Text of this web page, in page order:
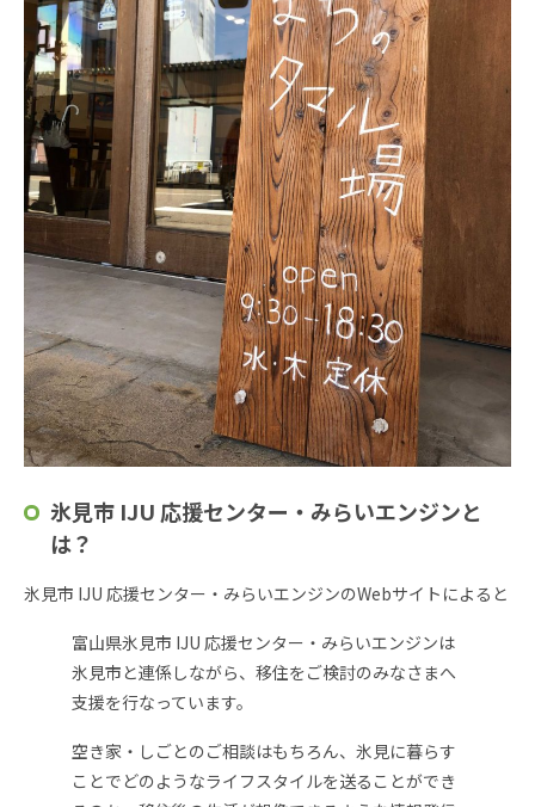
氷見市 IJU 応援センター・みらいエンジンと
は？
氷見市 IJU 応援センター・みらいエンジンのWebサイトによると
富山県氷見市 IJU 応援センター・みらいエンジンは
氷見市と連係しながら、移住をご検討のみなさまへ
支援を行なっています。
空き家・しごとのご相談はもちろん、氷見に暮らす
ことでどのようなライフスタイルを送ることができ